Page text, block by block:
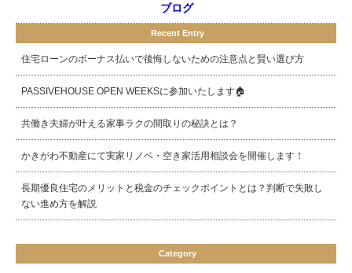
ブログ
Recent Entry
住宅ローンのボーナス払いで後悔しないための注意点と賢い選び方
PASSIVEHOUSE OPEN WEEKSに参加いたします🏠
共働き夫婦が叶える家事ラクの間取りの秘訣とは？
かきがわ不動産にて実家リノベ・空き家活用相談会を開催します！
長期優良住宅のメリットと税金のチェックポイントとは？判断で失敗し
ない進め方を解説
Category